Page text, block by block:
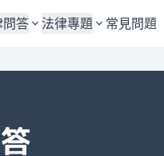
問答
護權
權
法律專題
婚姻與監護權
債務與債權
常見問題